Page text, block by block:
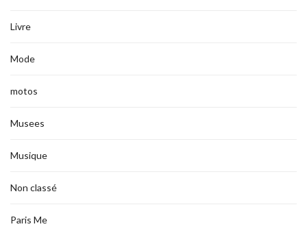
Livre
Mode
motos
Musees
Musique
Non classé
Paris Me